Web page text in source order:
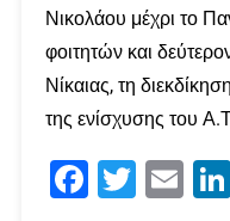
Νικολάου μέχρι το
φοιτητών και
Νίκαιας, τη
της ενίσχυσης του
Facebook
Twitter Email